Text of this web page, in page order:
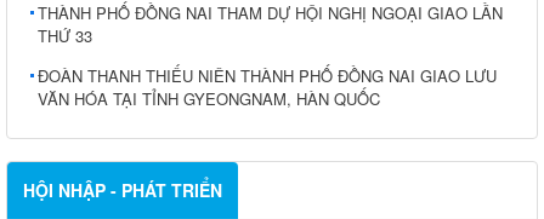
THÀNH PHỐ ĐỒNG NAI THAM DỰ HỘI NGHỊ NGOẠI GIAO LẦN
THỨ 33
ĐOÀN THANH THIẾU NIÊN THÀNH PHỐ ĐỒNG NAI GIAO LƯU
VĂN HÓA TẠI TỈNH GYEONGNAM, HÀN QUỐC
HỘI NHẬP - PHÁT TRIỂN